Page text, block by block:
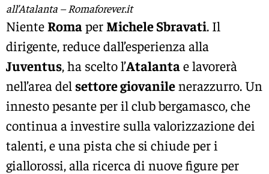
all’Atalanta – Romaforever.it
NienteRomaper Michele Sbravati. Il
dirigente, reduce dall’esperienza alla
Juventus, ha scelto l’Atalantae lavorerà
nell’area del settore giovanilenerazzurro. Un
innesto pesante per il club bergamasco, che
continua a investire sulla valorizzazione dei
talenti, e una pista che si chiude per i
giallorossi, alla ricerca di nuove figure per